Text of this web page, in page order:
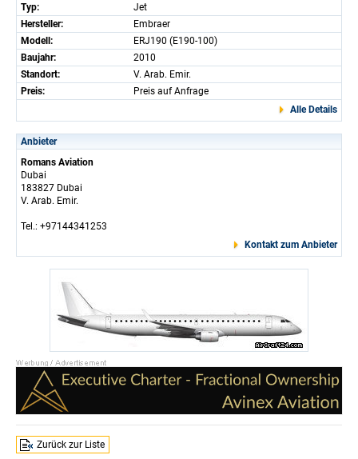
Typ:
Jet
Hersteller:
Embraer
Modell:
ERJ190 (E190-100)
Baujahr:
2010
Standort:
V. Arab. Emir.
Preis:
Preis auf Anfrage
Alle Details
Anbieter
Romans Aviation
Dubai
183827 Dubai
V. Arab. Emir.
Tel.: +97144341253
Kontakt zum Anbieter
Zurück zur Liste